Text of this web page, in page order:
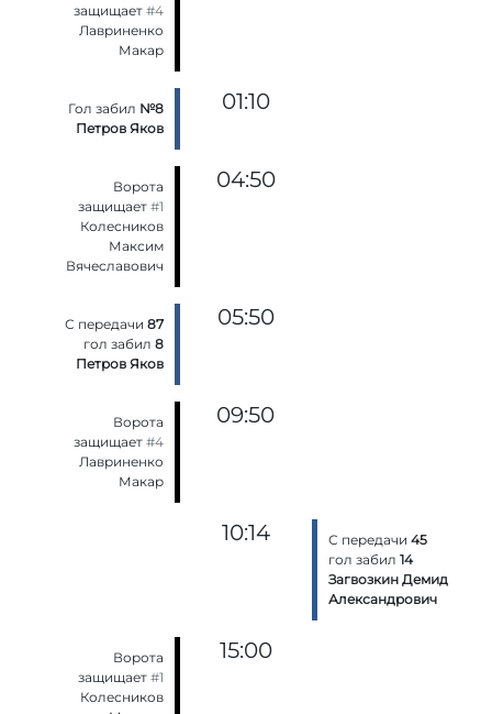
защищает#4
Лавриненко
Макар
Гол забил №8
Петров Яков
01:10
Ворота
защищает#1
Колесников
Максим
Вячеславович
04:50
С передачи87
гол забил8
Петров Яков
05:50
Ворота
защищает#4
Лавриненко
Макар
09:50
10:14 С передачи 45
гол забил 14
Загвозкин Демид
Александрович
Ворота
защищает#1
Колесников
15:00